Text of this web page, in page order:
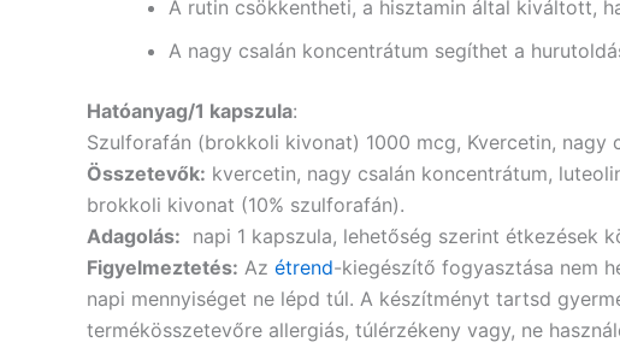
A rutin csökkentheti, a hisztamin által kiváltott,
A nagy csalán koncentrátum segíthet a
Hatóanyag/1 kapszula:
Szulforafán (brokkoli kivonat) 1000 mcg, Kvercetin, nagy
Összetevők: kvercetin, nagy csalán koncentrátum,
brokkoli kivonat (10% szulforafán).
Adagolás: napi 1 kapszula, lehetőség szerint étkezések
Figyelmeztetés: Az étrend-kiegészítő fogyasztása nem
napi mennyiséget ne lépd túl. A készítményt tartsd
termékösszetevőre allergiás, túlérzékeny vagy, ne